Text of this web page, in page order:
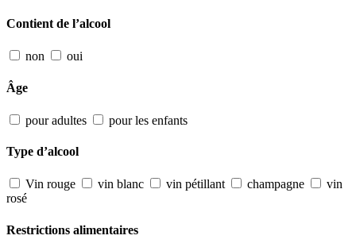
Contient de l’alcool
non oui
Âge
pour adultes pour les enfants
Type d’alcool
Vin rouge vin blanc vin pétillant champagne
vin
rosé
Restrictions alimentaires